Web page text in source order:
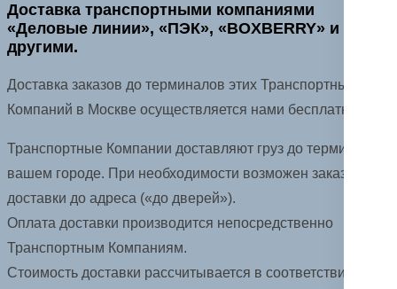
Доставка транспортными компаниями
«Деловые линии», «ПЭК», «BOXBERRY» и
другими.
Доставка заказов до терминалов этих Транспортных
Компаний в Москве осуществляется нами бесплатно.
Транспортные Компании доставляют груз до терминала в
вашем городе. При необходимости возможен заказ
доставки до адреса («до дверей»).
Оплата доставки производится непосредственно
Транспортным Компаниям.
Стоимость доставки рассчитывается в соответствии с